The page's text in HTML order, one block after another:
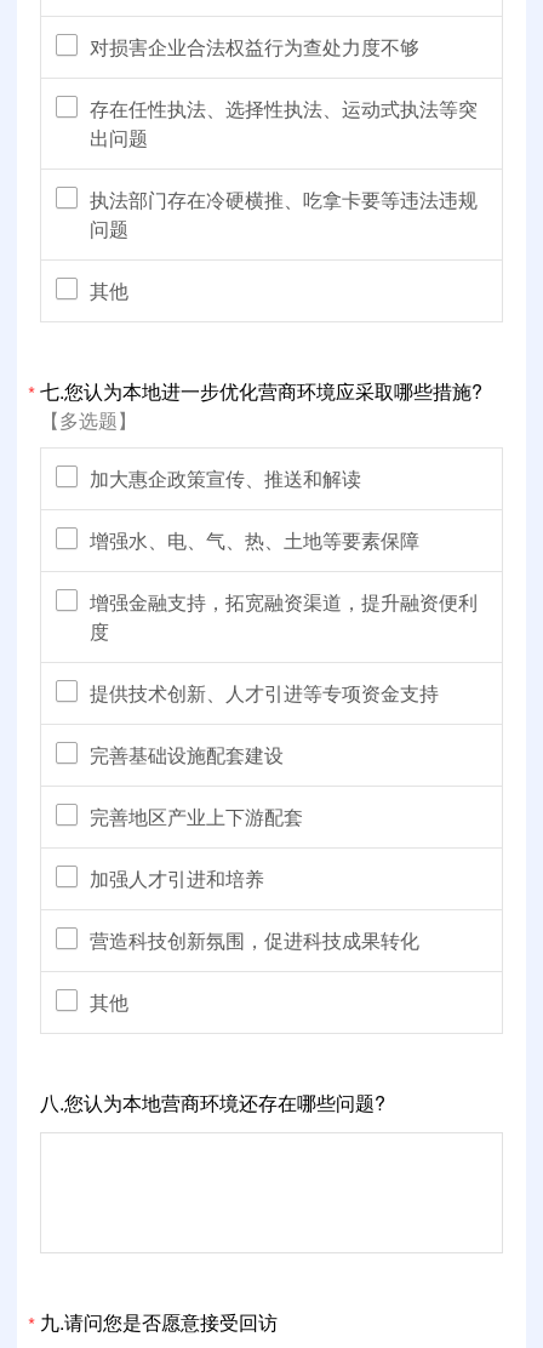
对损害企业合法权益行为查处力度不够
存在任性执法、选择性执法、运动式执法等突
出问题
执法部门存在冷硬横推、吃拿卡要等违法违规
问题
其他
*七.您认为本地进一步优化营商环境应采取哪些措施?
【多选题】
加大惠企政策宣传、推送和解读
增强水、电、气、热、土地等要素保障
增强金融支持，拓宽融资渠道，提升融资便利
度
提供技术创新、人才引进等专项资金支持
完善基础设施配套建设
完善地区产业上下游配套
加强人才引进和培养
营造科技创新氛围，促进科技成果转化
其他
八.您认为本地营商环境还存在哪些问题?
* 九.请问您是否愿意接受回访